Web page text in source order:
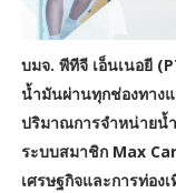
บมจ. พีทีจี เอ็นเนอยี
น้ำมันผ่านทุกช่องทาง
ปริมาณการจำหน่ายน้
ระบบสมาชิก Max
เศรษฐกิจและการท่อ